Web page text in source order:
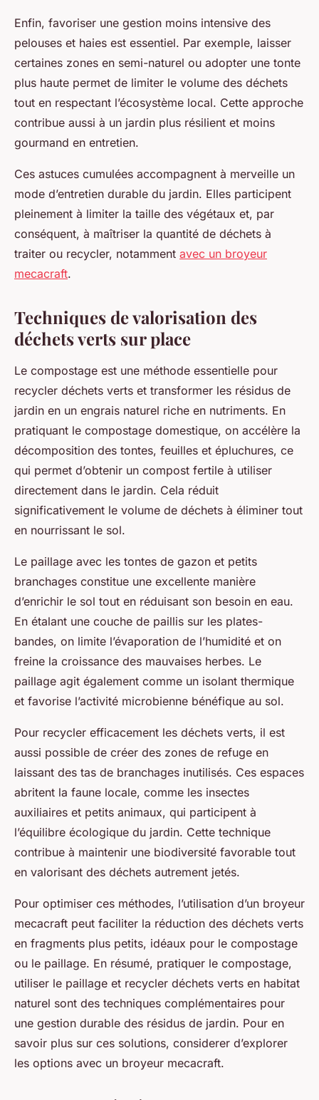
Enfin, favoriser une gestion moins intensive des
pelouses et haies est essentiel. Par exemple, laisser
certaines zones en semi-naturel ou adopter une tonte
plus haute permet de limiter le volume des déchets
tout en respectant l’écosystème local. Cette approche
contribue aussi à un jardin plus résilient et moins
gourmand en entretien.
Ces astuces cumulées accompagnent à merveille un
mode d’entretien durable du jardin. Elles participent
pleinement à limiter la taille des végétaux et, par
conséquent, à maîtriser la quantité de déchets à
traiter ou recycler, notamment avec un broyeur
mecacraft.
Techniques de valorisation des
déchets verts sur place
Le compostage est une méthode essentielle pour
recycler déchets verts et transformer les résidus de
jardin en un engrais naturel riche en nutriments. En
pratiquant le compostage domestique, on accélère la
décomposition des tontes, feuilles et épluchures, ce
qui permet d’obtenir un compost fertile à utiliser
directement dans le jardin. Cela réduit
significativement le volume de déchets à éliminer tout
en nourrissant le sol.
Le paillage avec les tontes de gazon et petits
branchages constitue une excellente manière
d’enrichir le sol tout en réduisant son besoin en eau.
En étalant une couche de paillis sur les plates-
bandes, on limite l’évaporation de l’humidité et on
freine la croissance des mauvaises herbes. Le
paillage agit également comme un isolant thermique
et favorise l’activité microbienne bénéfique au sol.
Pour recycler efficacement les déchets verts, il est
aussi possible de créer des zones de refuge en
laissant des tas de branchages inutilisés. Ces espaces
abritent la faune locale, comme les insectes
auxiliaires et petits animaux, qui participent à
l’équilibre écologique du jardin. Cette technique
contribue à maintenir une biodiversité favorable tout
en valorisant des déchets autrement jetés.
Pour optimiser ces méthodes, l’utilisation d’un broyeur
mecacraft peut faciliter la réduction des déchets verts
en fragments plus petits, idéaux pour le compostage
ou le paillage. En résumé, pratiquer le compostage,
utiliser le paillage et recycler déchets verts en habitat
naturel sont des techniques complémentaires pour
une gestion durable des résidus de jardin. Pour en
savoir plus sur ces solutions, considerer d’explorer
les options avec un broyeur mecacraft.